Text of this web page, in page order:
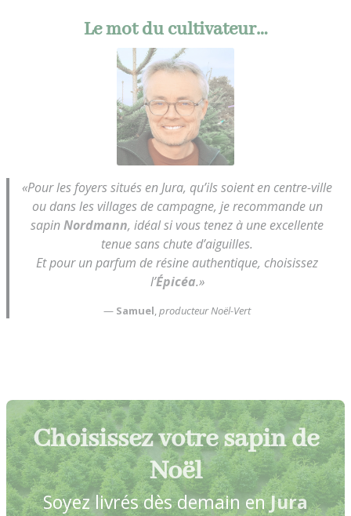
Le mot du cultivateur…
«Pour les foyers situés en Jura, qu’ils soient en centre-ville
ou dans les villages de campagne, je recommande un
sapinNordmann, idéal si vous tenez à une excellente
tenue sans chute d’aiguilles.
Et pour un parfum de résine authentique, choisissez
l’Épicéa.»
— Samuel,producteur Noël-Vert
Choisissez votre sapin de
Noël
Soyez livrés dès demain enJura